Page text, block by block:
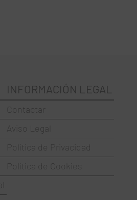
INFORMACIÓN LEGAL
Contactar
Aviso Legal
Política de Privacidad
Política de Cookies